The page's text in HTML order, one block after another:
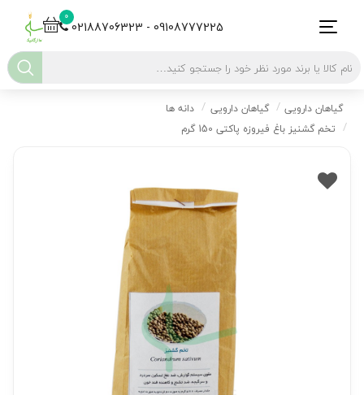
0
02188706323 - 09108777225
گیاهان دارویی گیاهان دارویی
دانه ها
تخم گشنیز باغ فیروزه پاکتی 150 گرم